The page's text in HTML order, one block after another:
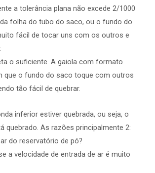
a tolerância plana não excede 2/1000
folha do tubo do saco, ou o fundo do
fácil de tocar uns com os outros e
o suficiente. A gaiola com formato
que o fundo do saco toque com outros
tão fácil de quebrar.
inferior estiver quebrada, ou seja, o
quebrado. As razões principalmente 2:
do reservatório de pó?
a velocidade de entrada de ar é muito